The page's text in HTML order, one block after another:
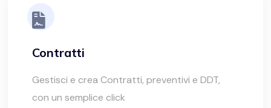
Contratti
Gestisci e crea Contratti, preventivi e DDT,
con un semplice click